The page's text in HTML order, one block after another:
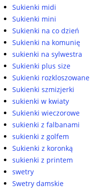
Sukienki midi
Sukienki mini
Sukienki na co dzień
Sukienki na komunię
sukienki na sylwestra
Sukienki plus size
Sukienki rozkloszowane
Sukienki szmizjerki
sukienki w kwiaty
Sukienki wieczorowe
sukienki z falbanami
sukienki z golfem
Sukienki z koronką
sukienki z printem
swetry
Swetry damskie